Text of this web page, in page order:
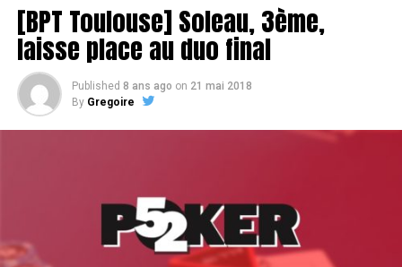
[BPT Toulouse] Soleau, 3ème,
laisse place au duo final
Published 8 ans ago on 21 mai 2018
By Gregoire